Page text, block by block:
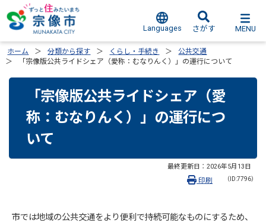
Languages さがす MENU
ホーム 分類から探す くらし・手続き
公共交通
「宗像版公共ライドシェア（愛称：むなりんく）」の運行について
「宗像版公共ライドシェア（愛
称：むなりんく）」の運行につ
いて
最終更新日： 2026年5月13日
（ID:7796）
印刷
市では地域の公共交通をより便利で持続可能なものにするため、